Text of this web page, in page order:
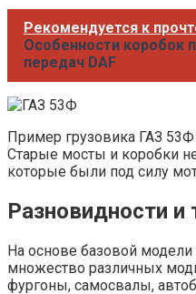
Рекомендуется к
Особенности коробок
передач DAF
Пример грузовика ГАЗ 53Ф
Старые мосты и коробки
которые были под силу
Разновидности и
На основе базовой
множество различных
фургоны, самосвалы,